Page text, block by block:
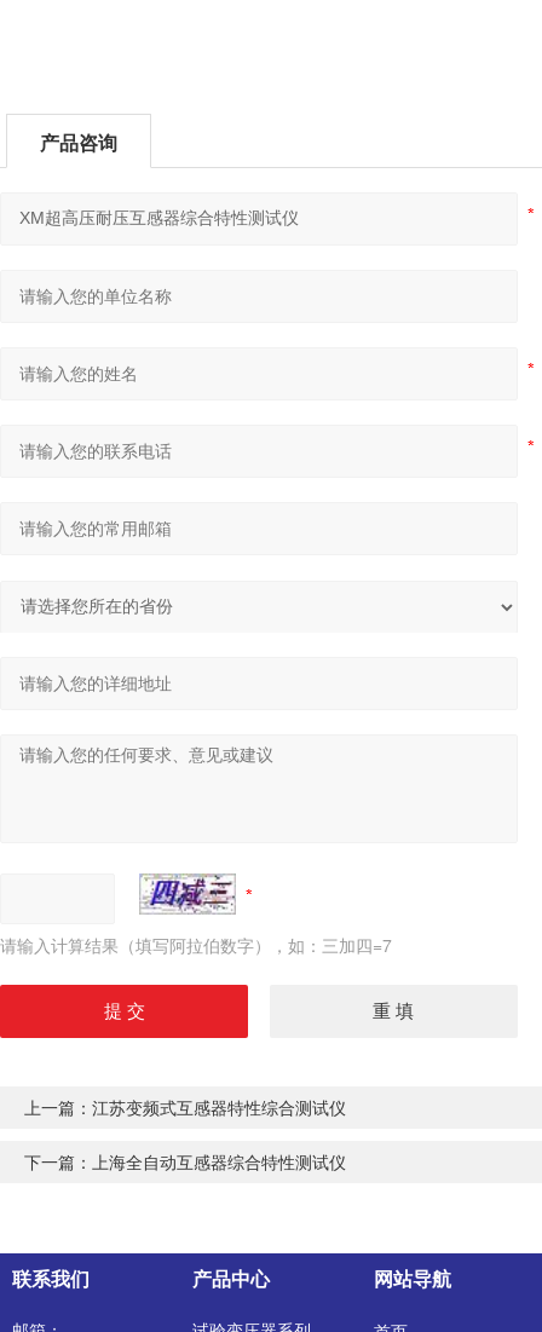
产品咨询
请输入计算结果（填写阿拉伯数字），如：三加四=7
上一篇： 江苏变频式互感器特性综合测试仪
下一篇： 上海全自动互感器综合特性测试仪
联系我们 产品中心 网站导航